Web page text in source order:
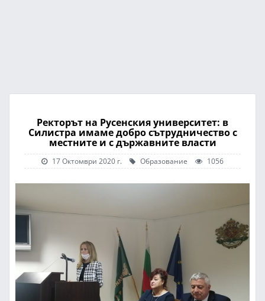
Ректорът на Русенския университет: в
Силистра имаме добро сътрудничество с
местните и с държавните власти
17 Октомври 2020 г. Образование 1056